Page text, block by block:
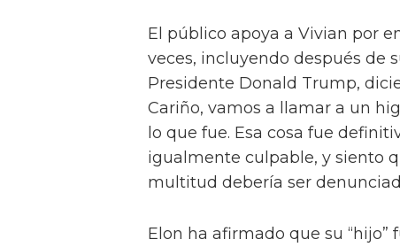
El público apoya a Vivian por
veces, incluyendo después de
Presidente Donald Trump,
Cariño, vamos a llamar a un
lo que fue. Esa cosa fue
igualmente culpable, y siento
multitud debería ser
Elon ha afirmado que su “hijo”